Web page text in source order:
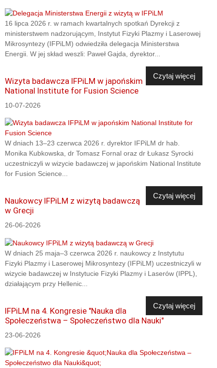
16 lipca 2026 r. w ramach kwartalnych spotkań Dyrekcji z
ministerstwem nadzorującym, Instytut Fizyki Plazmy i Laserowej
Mikrosyntezy (IFPiLM) odwiedziła delegacja Ministerstwa
Energii. W jej skład weszli: Paweł Gajda, dyrektor...
Czytaj więcej
Wizyta badawcza IFPiLM w japońskim
National Institute for Fusion Science
10-07-2026
W dniach 13–23 czerwca 2026 r. dyrektor IFPiLM dr hab.
Monika Kubkowska, dr Tomasz Fornal oraz dr Łukasz Syrocki
uczestniczyli w wizycie badawczej w japońskim National Institute
for Fusion Science...
Czytaj więcej
Naukowcy IFPiLM z wizytą badawczą
w Grecji
26-06-2026
W dniach 25 maja–3 czerwca 2026 r. naukowcy z Instytutu
Fizyki Plazmy i Laserowej Mikrosyntezy (IFPiLM) uczestniczyli w
wizycie badawczej w Instytucie Fizyki Plazmy i Laserów (IPPL),
działającym przy Hellenic...
Czytaj więcej
IFPiLM na 4. Kongresie "Nauka dla
Społeczeństwa – Społeczeństwo dla Nauki"
23-06-2026